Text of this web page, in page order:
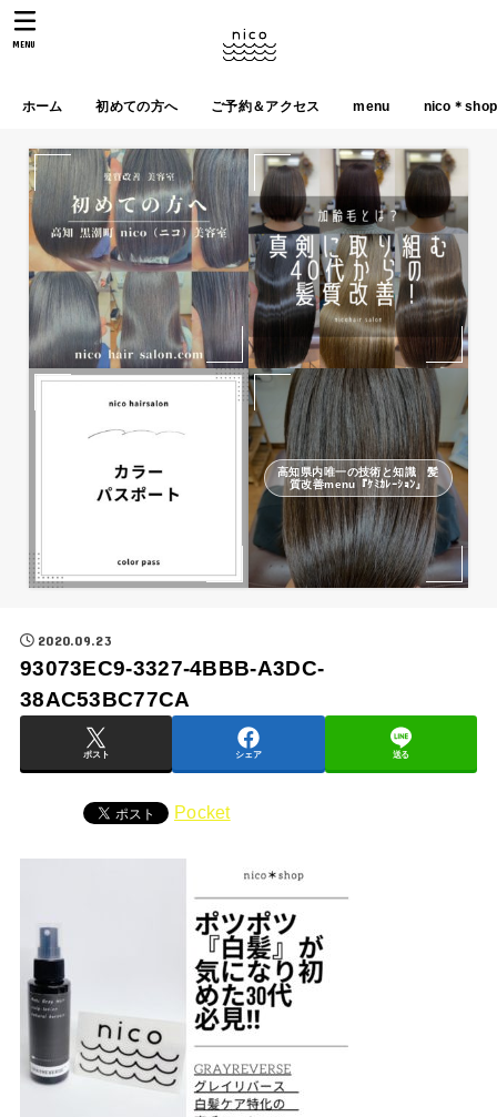
ホーム 初めての方へ ご予約＆アクセス menu nico＊shop
MENU
高知県内唯一の技術と知識 髪
質改善menu『ｹﾐｶﾚｰｼｮﾝ』
2020.09.23
93073EC9-3327-4BBB-A3DC-
38AC53BC77CA
ポスト シェア 送る
Pocket